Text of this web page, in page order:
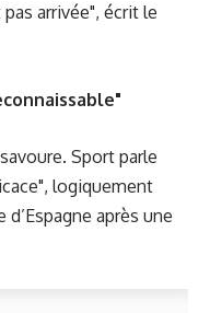
arrivée", écrit le
Sport parle
logiquement
après une